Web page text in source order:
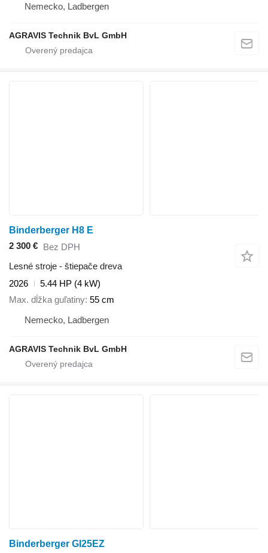
Nemecko, Ladbergen
AGRAVIS Technik BvL GmbH
Binderberger H8 E
2 300 € Bez DPH
Lesné stroje - štiepače dreva
2026
5.44 HP (4 kW)
Max. dĺžka guľatiny 55 cm
Nemecko, Ladbergen
AGRAVIS Technik BvL GmbH
Binderberger GI25EZ